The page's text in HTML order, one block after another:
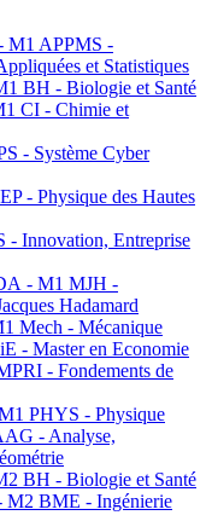
M1 APPMS -
et Statistiques
BH - Biologie et Santé
CI - Chimie et
- Système Cyber
- Physique des Hautes
- Innovation, Entreprise
- M1 MJH -
Hadamard
Mech - Mécanique
- Master en Economie
- Fondements de
PHYS - Physique
- Analyse,
BH - Biologie et Santé
BME - Ingénierie